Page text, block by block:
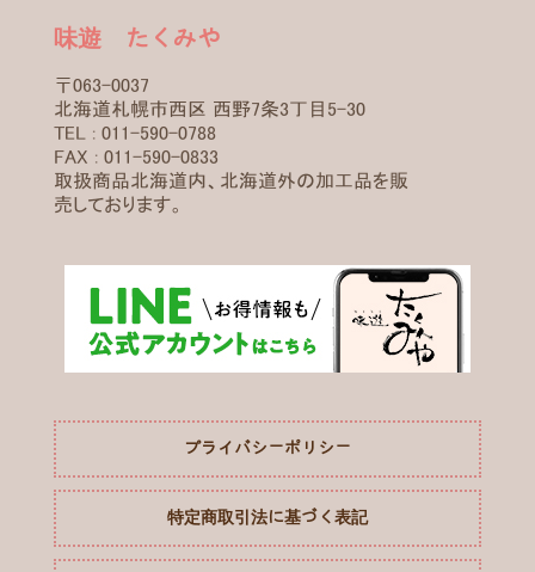
味遊 たくみや
〒063-0037
北海道札幌市西区 西野7条3丁目5-30
TEL : 011-590-0788
FAX : 011-590-0833
取扱商品北海道内、北海道外の加工品を販
売しております。
プライバシーポリシー
特定商取引法に基づく表記